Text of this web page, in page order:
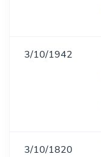
3/10/1942
3/10/1820